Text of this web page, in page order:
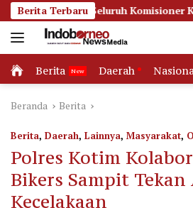
Langsung
ke
konten
Berita Terbaru
Komisioner KPU Kotim
Home
Berita Daerah
Beranda Berita
Berita, Daerah, Lainnya, Masyarakat,
Polres Kotim
Bikers Sampit Tekan
Kecelakaan